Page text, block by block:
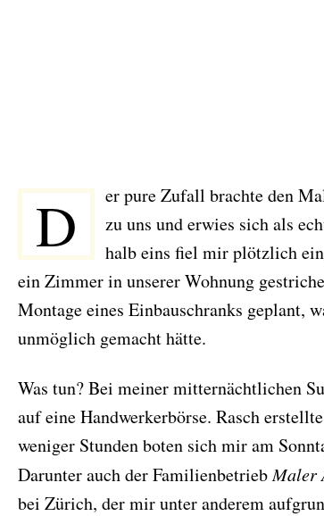
D
er pure Zufall brachte den
zu uns und erwies sich als
halb eins fiel mir plötzlich
ein Zimmer in unserer Wohnung
Montage eines Einbauschranks geplant,
unmöglich gemacht hätte.
Was tun? Bei meiner mitternächtlichen
auf eine Handwerkerbörse. Rasch
weniger Stunden boten sich mir am
Darunter auch der FamilienbetriebMaler
bei Zürich, der mir unter anderem